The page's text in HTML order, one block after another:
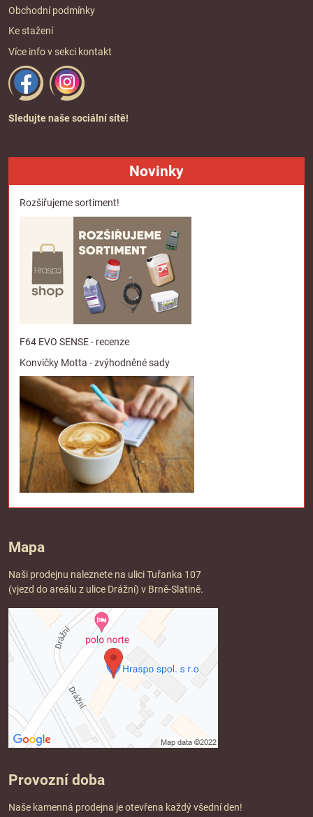
Obchodní podmínky
Ke stažení
Více info v sekci kontakt
Sledujte naše sociální sítě!
Novinky
Rozšiřujeme sortiment!
F64 EVO SENSE - recenze
Konvičky Motta - zvýhodněné sady
Mapa
Naši prodejnu naleznete na ulici Tuřanka 107
(vjezd do areálu z ulice Drážní) v Brně-Slatině.
Provozní doba
Naše kamenná prodejna je otevřena každý všední den!